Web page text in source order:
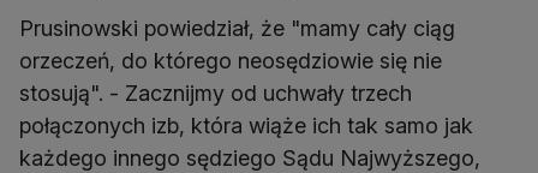
Prusinowski powiedział, że "mamy cały ciąg
orzeczeń, do którego neosędziowie się nie
stosują". - Zacznijmy od uchwały trzech
połączonych izb, która wiąże ich tak samo jak
każdego innego sędziego Sądu Najwyższego,